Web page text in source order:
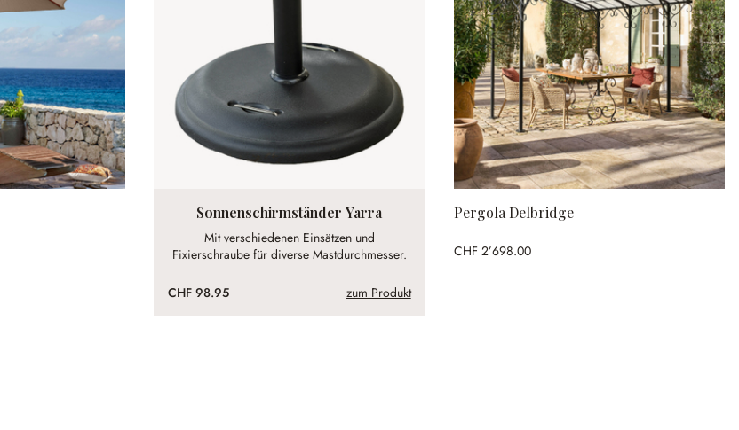
Sonnenschirmständer Yarra
Mit verschiedenen Einsätzen und
Fixierschraube für diverse Mastdurchmesser.
CHF 98.95 zum Produkt
Pergola Delbridge
CHF 2’698.00